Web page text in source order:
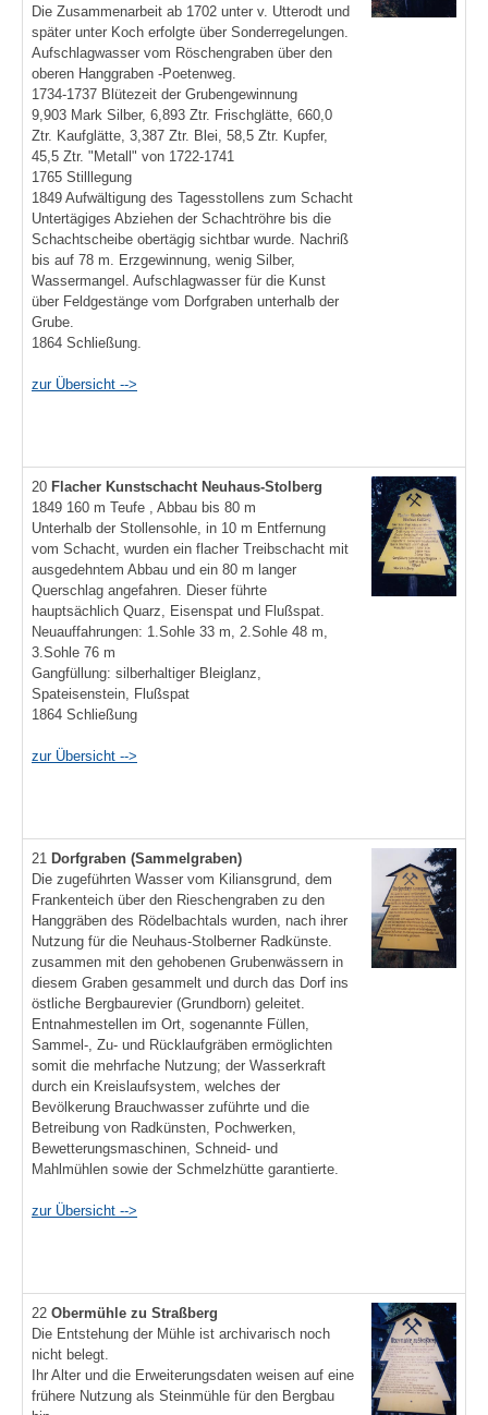
Die Zusammenarbeit ab 1702 unter v. Utterodt und
später unter Koch erfolgte über Sonderregelungen.
Aufschlagwasser vom Röschengraben über den
oberen Hanggraben -Poetenweg.
1734-1737 Blütezeit der Grubengewinnung
9,903 Mark Silber, 6,893 Ztr. Frischglätte, 660,0
Ztr. Kaufglätte, 3,387 Ztr. Blei, 58,5 Ztr. Kupfer,
45,5 Ztr. "Metall" von 1722-1741
1765 Stilllegung
1849 Aufwältigung des Tagesstollens zum Schacht
Untertägiges Abziehen der Schachtröhre bis die
Schachtscheibe obertägig sichtbar wurde. Nachriß
bis auf 78 m. Erzgewinnung, wenig Silber,
Wassermangel. Aufschlagwasser für die Kunst
über Feldgestänge vom Dorfgraben unterhalb der
Grube.
1864 Schließung.
zur Übersicht -->
20 Flacher Kunstschacht Neuhaus-Stolberg
1849 160 m Teufe , Abbau bis 80 m
Unterhalb der Stollensohle, in 10 m Entfernung
vom Schacht, wurden ein flacher Treibschacht mit
ausgedehntem Abbau und ein 80 m langer
Querschlag angefahren. Dieser führte
hauptsächlich Quarz, Eisenspat und Flußspat.
Neuauffahrungen: 1.Sohle 33 m, 2.Sohle 48 m,
3.Sohle 76 m
Gangfüllung: silberhaltiger Bleiglanz,
Spateisenstein, Flußspat
1864 Schließung
zur Übersicht -->
21 Dorfgraben (Sammelgraben)
Die zugeführten Wasser vom Kiliansgrund, dem
Frankenteich über den Rieschengraben zu den
Hanggräben des Rödelbachtals wurden, nach ihrer
Nutzung für die Neuhaus-Stolberner Radkünste.
zusammen mit den gehobenen Grubenwässern in
diesem Graben gesammelt und durch das Dorf ins
östliche Bergbaurevier (Grundborn) geleitet.
Entnahmestellen im Ort, sogenannte Füllen,
Sammel-, Zu- und Rücklaufgräben ermöglichten
somit die mehrfache Nutzung; der Wasserkraft
durch ein Kreislaufsystem, welches der
Bevölkerung Brauchwasser zuführte und die
Betreibung von Radkünsten, Pochwerken,
Bewetterungsmaschinen, Schneid- und
Mahlmühlen sowie der Schmelzhütte garantierte.
zur Übersicht -->
22 Obermühle zu Straßberg
Die Entstehung der Mühle ist archivarisch noch
nicht belegt.
Ihr Alter und die Erweiterungsdaten weisen auf eine
frühere Nutzung als Steinmühle für den Bergbau